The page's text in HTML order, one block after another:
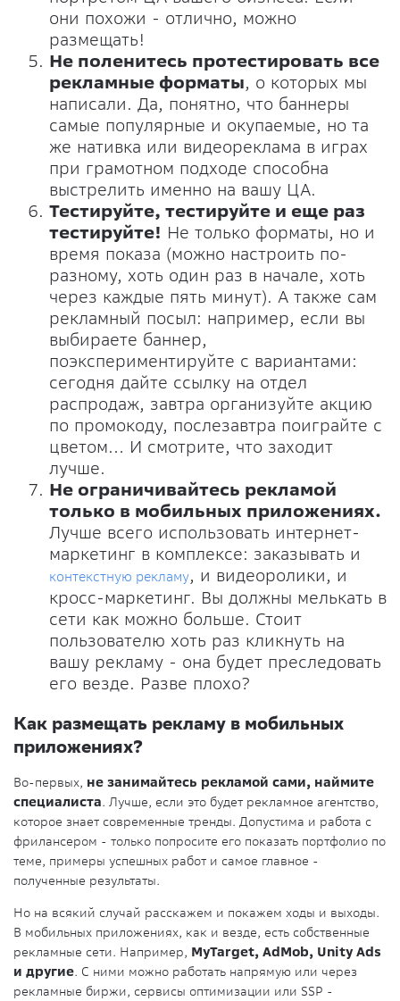
они похожи - отлично, можно
размещать!
Не поленитесь протестировать все
рекламные форматы, о которых мы
написали. Да, понятно, что баннеры
самые популярные и окупаемые, но та
же нативка или видеореклама в играх
при грамотном подходе способна
выстрелить именно на вашу ЦА.
Тестируйте, тестируйте и еще раз
тестируйте! Не только форматы, но и
время показа (можно настроить по-
разному, хоть один раз в начале, хоть
через каждые пять минут). А также сам
рекламный посыл: например, если вы
выбираете баннер,
поэкспериментируйте с вариантами:
сегодня дайте ссылку на отдел
распродаж, завтра организуйте акцию
по промокоду, послезавтра поиграйте с
цветом… И смотрите, что заходит
лучше.
Не ограничивайтесь рекламой
только в мобильных приложениях.
Лучше всего использовать интернет-
маркетинг в комплексе: заказывать и
контекстную рекламу, и видеоролики, и
кросс-маркетинг. Вы должны мелькать в
сети как можно больше. Стоит
пользователю хоть раз кликнуть на
вашу рекламу - она будет преследовать
его везде. Разве плохо?
Как размещать рекламу в мобильных
приложениях?
Во-первых, не занимайтесь рекламой сами, наймите
специалиста. Лучше, если это будет рекламное агентство,
которое знает современные тренды. Допустима и работа с
фрилансером - только попросите его показать портфолио по
теме, примеры успешных работ и самое главное -
полученные результаты.
Но на всякий случай расскажем и покажем ходы и выходы.
В мобильных приложениях, как и везде, есть собственные
рекламные сети. Например, MyTarget, AdMob, Unity Ads
и другие. С ними можно работать напрямую или через
рекламные биржи, сервисы оптимизации или SSP -